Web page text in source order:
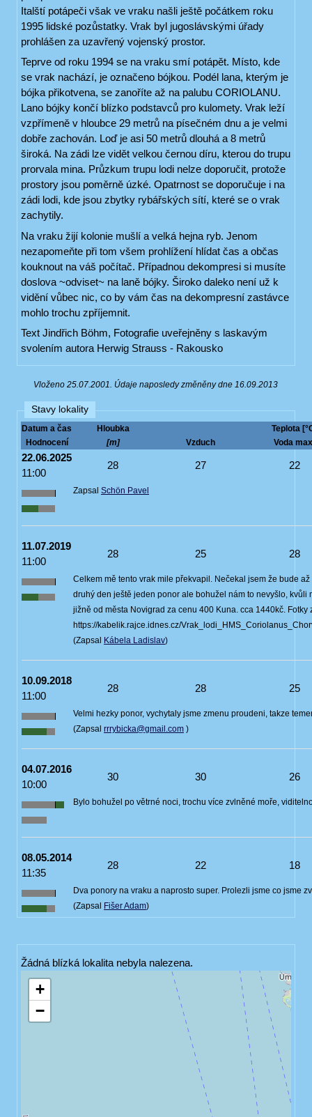
Italští potápeči však ve vraku našli ještě počátkem roku
1995 lidské pozůstatky. Vrak byl jugoslávskými úřady
prohlášen za uzavřený vojenský prostor.
Teprve od roku 1994 se na vraku smí potápět. Místo, kde
se vrak nachází, je označeno bójkou. Podél lana, kterým je
bójka přikotvena, se zanoříte až na palubu CORIOLANU.
Lano bójky končí blízko podstavců pro kulomety. Vrak leží
vzpřímeně v hloubce 29 metrů na písečném dnu a je velmi
dobře zachován. Loď je asi 50 metrů dlouhá a 8 metrů
široká. Na zádi lze vidět velkou černou díru, kterou do trupu
prorvala mina. Průzkum trupu lodi nelze doporučit, protože
prostory jsou poměrně úzké. Opatrnost se doporučuje i na
zádi lodi, kde jsou zbytky rybářských sítí, které se o vrak
zachytily.
Na vraku žijí kolonie mušlí a velká hejna ryb. Jenom
nezapomeňte při tom všem prohlížení hlídat čas a občas
kouknout na váš počítač. Případnou dekompresi si musíte
doslova ~odviset~ na laně bójky. Široko daleko není už k
vidění vůbec nic, co by vám čas na dekompresní zastávce
mohlo trochu zpříjemnit.
Text Jindřich Böhm, Fotografie uveřejněny s laskavým
svolením autora Herwig Strauss - Rakousko
Vloženo 25.07.2001. Údaje naposledy změněny dne 16.09.2013
Stavy lokality
Datum a čas Hloubka
Teplota
Hodnocení
[m] Vzduch Voda
22.06.2025
11:00
28 27 22
Zapsal Schön Pavel
11.07.2019
11:00
28 25 28
Celkem mě tento vrak mile překvapil. Nečekal jsem že bude
druhý den ještě jeden ponor ale bohužel nám to nevyšlo,
jižně od města Novigrad za cenu 400 Kuna. cca 1440kč. Fotky
https://kabelik.rajce.idnes.cz/
(Zapsal Kábela Ladislav)
10.09.2018
11:00
28 28 25
Velmi hezky ponor, vychytaly jsme zmenu proudeni, takze
(Zapsal rrrybicka@gmail.com )
04.07.2016
10:00
30 30 26
Bylo bohužel po větrné noci, trochu více zvlněné moře,
08.05.2014
11:35
28 22 18
Dva ponory na vraku a naprosto super. Prolezli jsme co jsme
(Zapsal Fišer Adam)
Žádná blízká lokalita nebyla nalezena.